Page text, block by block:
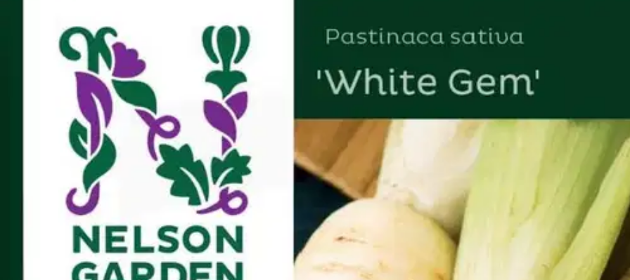
Etusivu
Piha ja puutarha
Istutus ja esikasvatus
Siemenet
Vihannesten siemenet
Nelson Garden siemen palsternakka, White Gem
Tuotekuvat- ja videot
Ohita tuotekuva
Asiakasomistaja-alennus-15 %
Avaa kuva suurempana
Karusellin nuolipainikkeet
Nelson Garden